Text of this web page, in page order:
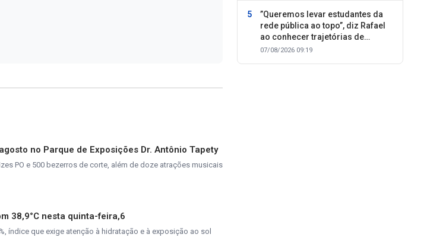
no Parque de Exposições Dr. Antônio Tapety
PO e 500 bezerros de corte, além de doze atrações musicais
38,9°C nesta quinta-feira,6
índice que exige atenção à hidratação e à exposição ao sol
”Queremos levar estudantes da
rede pública ao topo”, diz Rafael
ao conhecer trajetórias de
sucesso
07/08/2026 09:19